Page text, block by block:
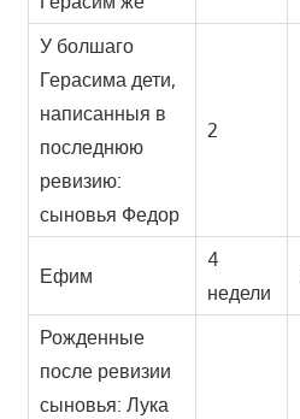
У болшаго
Герасима дети,
написанныя в
последнюю
ревизию:
сыновья Федор
2
Ефим
4
недели
Рожденные
после ревизии
сыновья: Лука